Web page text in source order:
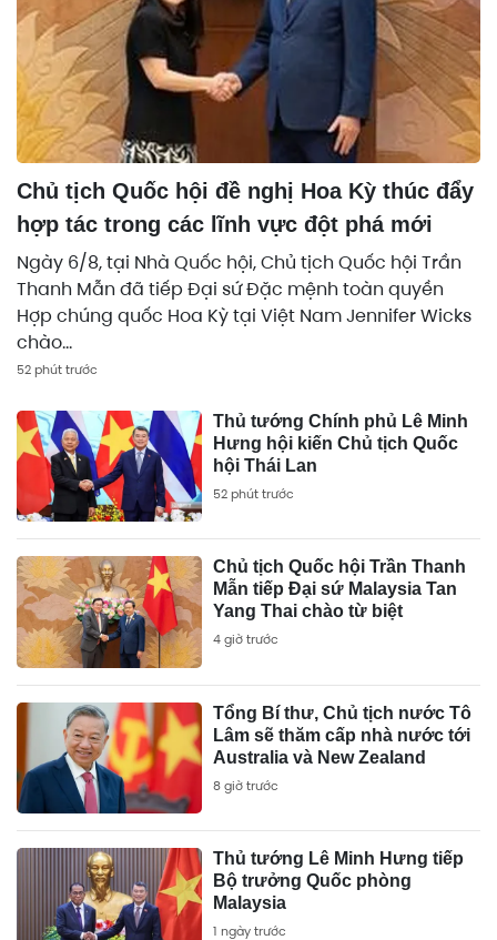
Chủ tịch Quốc hội đề nghị Hoa Kỳ thúc đẩy
hợp tác trong các lĩnh vực đột phá mới
Ngày 6/8, tại Nhà Quốc hội, Chủ tịch Quốc hội Trần
Thanh Mẫn đã tiếp Đại sứ Đặc mệnh toàn quyền
Hợp chúng quốc Hoa Kỳ tại Việt Nam Jennifer Wicks
chào...
52 phút trước
Thủ tướng Chính phủ Lê Minh
Hưng hội kiến Chủ tịch Quốc
hội Thái Lan
52 phút trước
Chủ tịch Quốc hội Trần Thanh
Mẫn tiếp Đại sứ Malaysia Tan
Yang Thai chào từ biệt
4 giờ trước
Tổng Bí thư, Chủ tịch nước Tô
Lâm sẽ thăm cấp nhà nước tới
Australia và New Zealand
8 giờ trước
Thủ tướng Lê Minh Hưng tiếp
Bộ trưởng Quốc phòng
Malaysia
1 ngày trước